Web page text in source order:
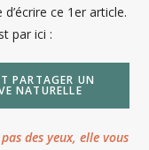
ce 1er article.
par ici :
PARTAGER UN
NATURELLE
des yeux, elle vous